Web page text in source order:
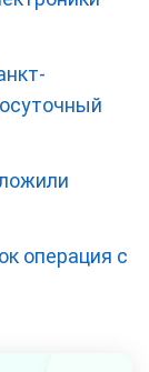
операция с